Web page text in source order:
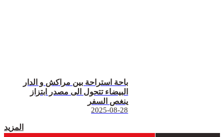
باحة استراحة بين مراكش و الدار
البيضاء تتحول الى مصدر ابتزاز
ينغص السفر
2025-08-28
المزيد